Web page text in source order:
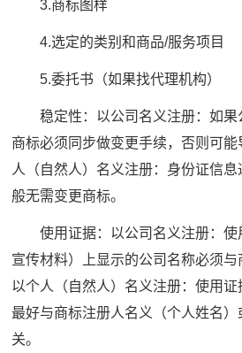
3.商标图样
4.选定的类别和商品/服务项目
5.委托书（如果找代理机构）
稳定性：以公司名义注册：如果
商标必须同步做变更手续，否则可
人（自然人）名义注册：身份证信
般无需变更商标。
使用证据：以公司名义注册：使
宣传材料）上显示的公司名称必须与
以个人（自然人）名义注册：使用
最好与商标注册人名义（个人姓名
关。